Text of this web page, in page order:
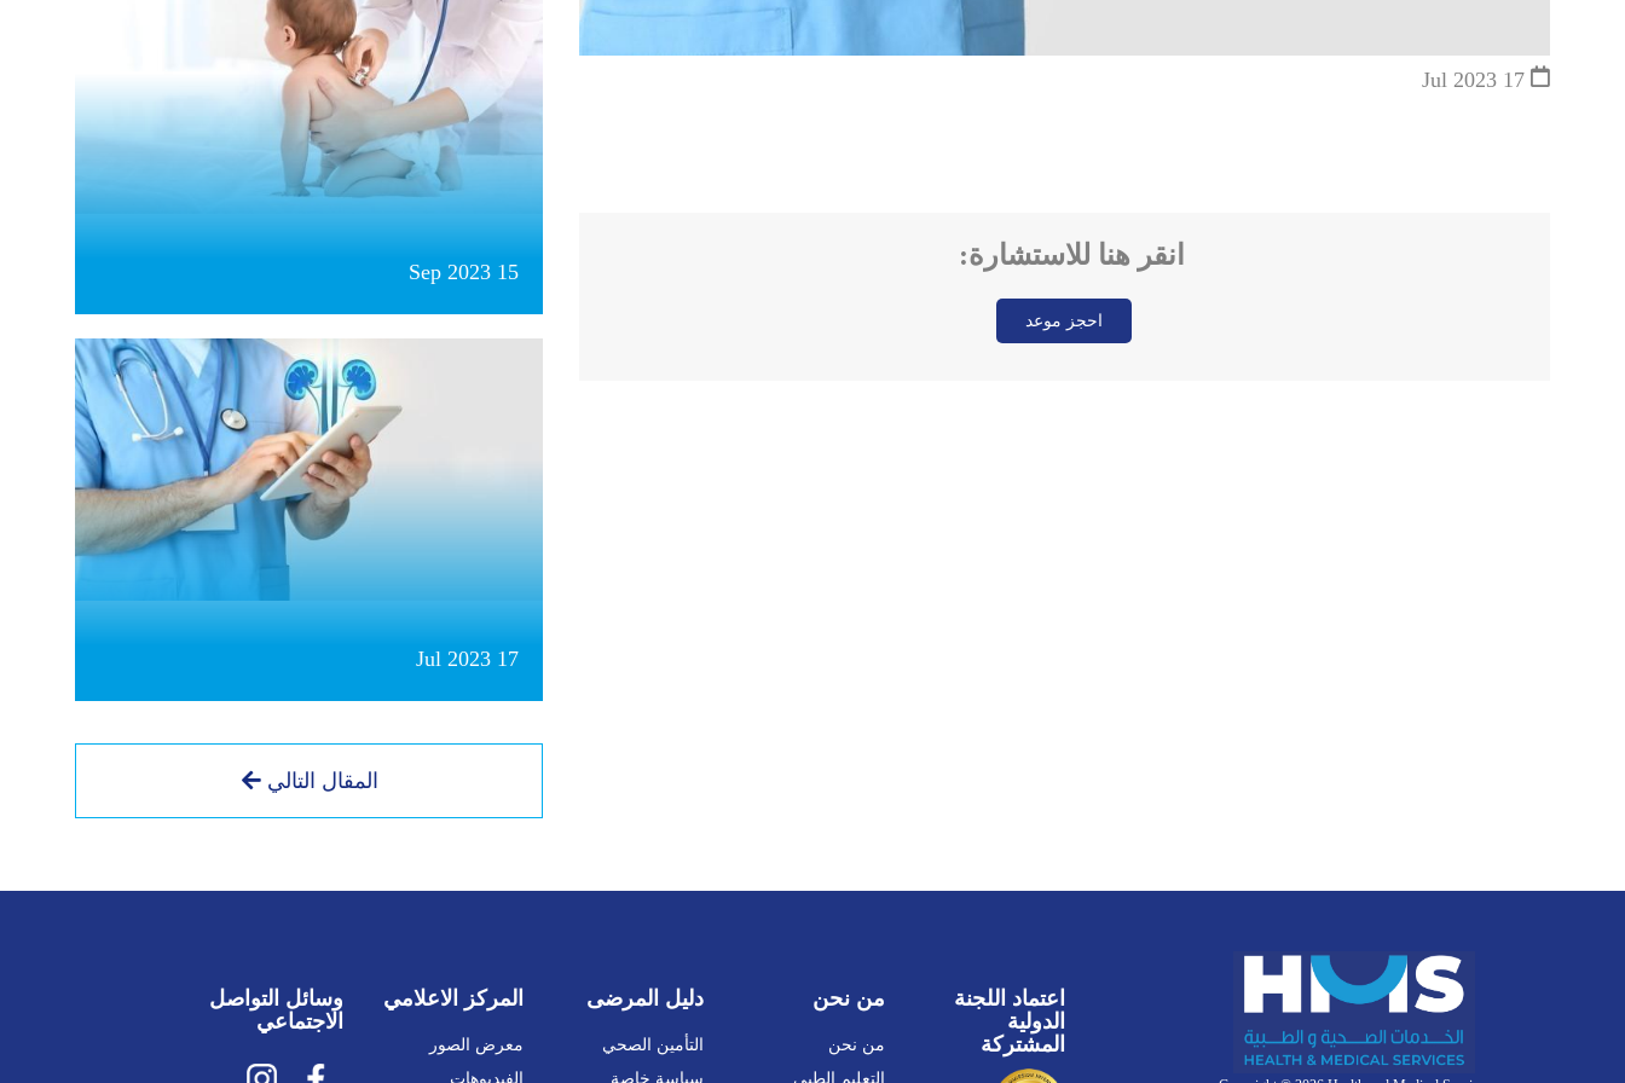
انقر هنا للاستشارة:
احجز موعد
15 Sep 2023
17 Jul 2023
المقال التالي
اعتماد اللجنة
الدولية
المشتركة
من نحن
من نحن
التعليم الطبي
دليل المرضى
التأمين الصحي
سياسة خاصة
المركز الاعلامي
معرض الصور
الفيديوهات
وسائل التواصل
الاجتماعي